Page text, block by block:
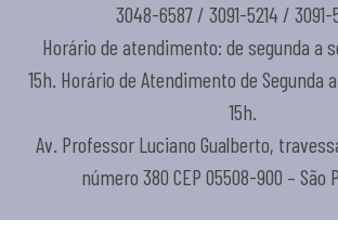
3048-6587 / 3091-5214 /
Horário de atendimento: de segunda a
15h. Horário de Atendimento de Segunda
15h.
Av. Professor Luciano Gualberto,
número 380 CEP 05508-900 – São